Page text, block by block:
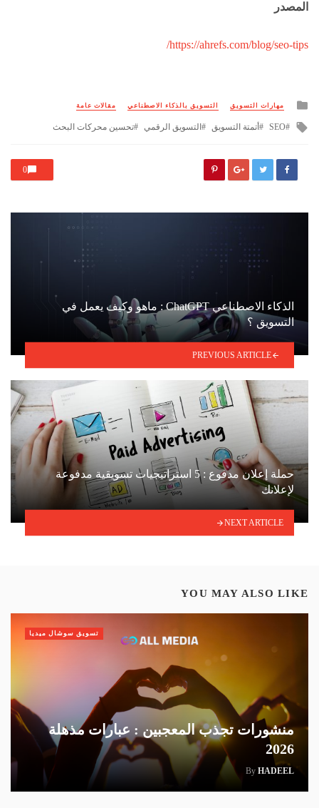
المصدر
https://ahrefs.com/blog/seo-tips/
Posted
مهارات التسويق التسويق بالذكاء الاصطناعي مقالات عامة
Tagged
SEO أتمتة التسويق التسويق الرقمي تحسين محركات البحث
0
الذكاء الاصطناعي ChatGPT : ماهو وكيف يعمل في
التسويق ؟
PREVIOUS ARTICLE
حملة إعلان مدفوع : 5 استراتيجيات تسويقية مدفوعة
لإعلانك
NEXT ARTICLE
YOU MAY ALSO LIKE
منشورات تجذب المعجبين : عبارات مذهلة
2026
By HADEEL
تسويق سوشال ميديا